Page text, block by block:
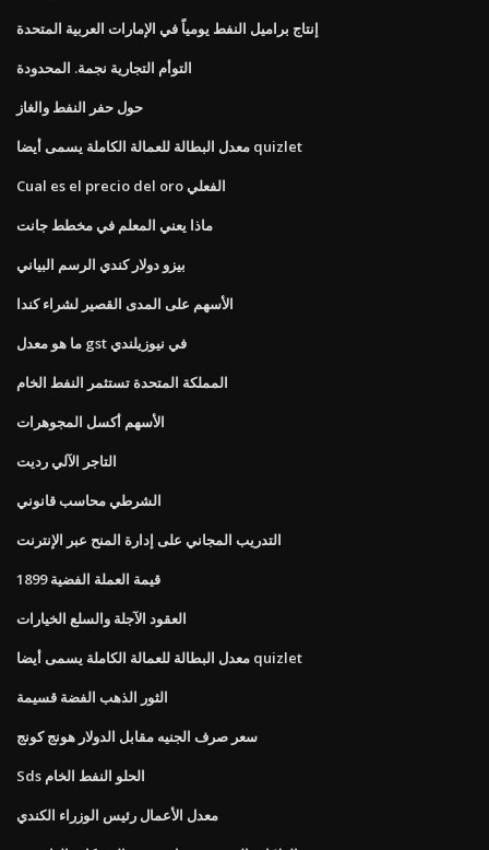
إنتاج براميل النفط يومياً في الإمارات العربية المتحدة
التوأم التجارية نجمة. المحدودة
حول حفر النفط والغاز
معدل البطالة للعمالة الكاملة يسمى أيضا quizlet
Cual es el precio del oro الفعلي
ماذا يعني المعلم في مخطط جانت
بيزو دولار كندي الرسم البياني
الأسهم على المدى القصير لشراء كندا
ما هو معدل gst في نيوزيلندي
المملكة المتحدة تستثمر النفط الخام
الأسهم أكسل المجوهرات
التاجر الآلي رديت
الشرطي محاسب قانوني
التدريب المجاني على إدارة المنح عبر الإنترنت
قيمة العملة الفضية 1899
العقود الآجلة والسلع الخيارات
معدل البطالة للعمالة الكاملة يسمى أيضا quizlet
الثور الذهب الفضة قسيمة
سعر صرف الجنيه مقابل الدولار هونج كونج
Sds الحلو النفط الخام
معدل الأعمال رئيس الوزراء الكندي